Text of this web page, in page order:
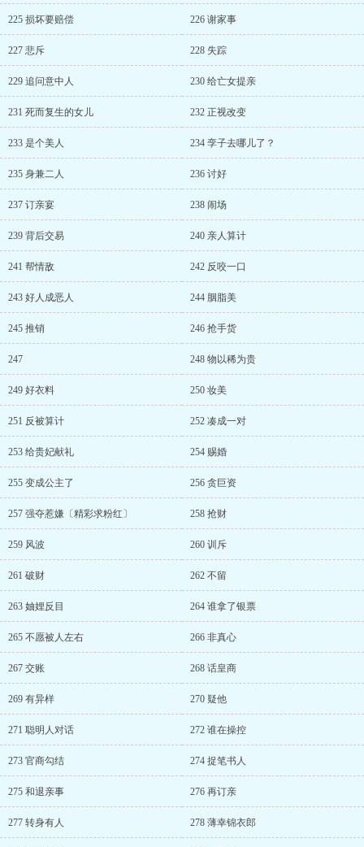
225 损坏要赔偿 226 谢家事
227 悲斥 228 失踪
229 追问意中人 230 给亡女提亲
231 死而复生的女儿 232 正视改变
233 是个美人 234 孪子去哪儿了？
235 身兼二人 236 讨好
237 订亲宴 238 闹场
239 背后交易 240 亲人算计
241 帮情敌 242 反咬一口
243 好人成恶人 244 胭脂美
245 推销 246 抢手货
247 248 物以稀为贵
249 好衣料 250 妆美
251 反被算计 252 凑成一对
253 给贵妃献礼 254 赐婚
255 变成公主了 256 贪巨资
257 强夺惹嫌〔精彩求粉红〕 258 抢财
259 风波 260 训斥
261 破财 262 不留
263 妯娌反目 264 谁拿了银票
265 不愿被人左右 266 非真心
267 交账 268 话皇商
269 有异样 270 疑他
271 聪明人对话 272 谁在操控
273 官商勾结 274 捉笔书人
275 和退亲事 276 再订亲
277 转身有人 278 薄幸锦衣郎